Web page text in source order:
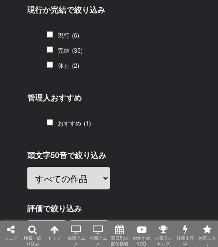
現行か完結で絞り込み
現行 (6)
完結 (35)
休止 (2)
管理人おすすめ
おすすめ (1)
頭文字50音で絞り込み
評価で絞り込み
シェア
検索・絞
り込み
トップ
前期アニ
メ
今期アニ
メ
曜日別の
配信情報
おすすめ
VOD
人気ラン
キング
注目上昇
中
お気に入
り